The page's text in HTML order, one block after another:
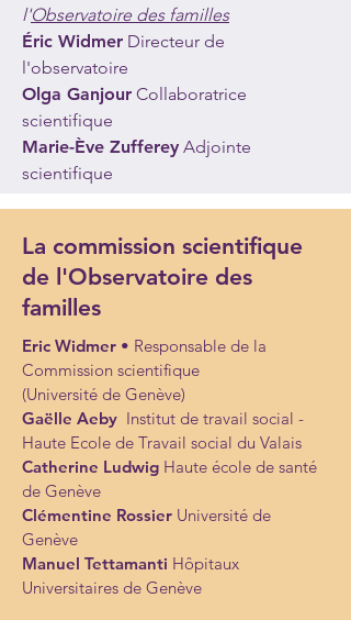
l'Observatoire des familles
Éric Widmer Directeur de
l'observatoire
Olga Ganjour Collaboratrice
scientifique
Marie-Ève Zufferey Adjointe
scientifique
La commission scientifique
de l'Observatoire des
familles
Eric Widmer • Responsable de la
Commission scientifique
(Université de Genève)
Gaëlle Aeby Institut de travail social -
Haute Ecole de Travail social du Valais
Catherine Ludwig Haute école de santé
de Genève
Clémentine Rossier Université de
Genève
Manuel Tettamanti Hôpitaux
Universitaires de Genève